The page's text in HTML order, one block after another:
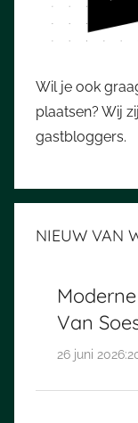
Wil je ook
plaatsen? Wij
gastbloggers.
NIEUW VAN
Van
26 juni